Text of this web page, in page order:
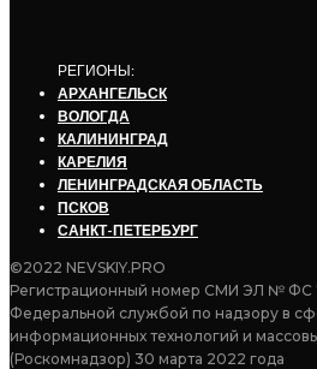
РЕГИОНЫ:
АРХАНГЕЛЬСК
ВОЛОГДА
КАЛИНИНГРАД
КАРЕЛИЯ
ЛЕНИНГРАДСКАЯ ОБЛАСТЬ
ПСКОВ
САНКТ-ПЕТЕРБУРГ
©2022 NEVSKIY.PRO
Регистрационный номер СМИ ЭЛ № ФС
Федеральной службой по надзору в
информационных технологий и
(Роскомнадзор) 30 марта 2022 года